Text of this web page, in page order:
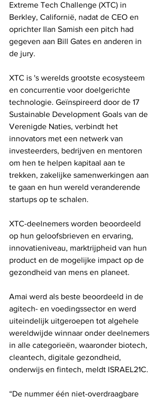
Extreme Tech Challenge (XTC) in
Berkley, Californië, nadat de CEO en
oprichter Ilan Samish een pitch had
gegeven aan Bill Gates en anderen in
de jury.
XTC is 's werelds grootste ecosysteem
en concurrentie voor doelgerichte
technologie. Geïnspireerd door de 17
Sustainable Development Goals van de
Verenigde Naties, verbindt het
innovators met een netwerk van
investeerders, bedrijven en mentoren
om hen te helpen kapitaal aan te
trekken, zakelijke samenwerkingen aan
te gaan en hun wereld veranderende
startups op te schalen.
XTC-deelnemers worden beoordeeld
op hun geloofsbrieven en ervaring,
innovatieniveau, marktrijpheid van hun
product en de mogelijke impact op de
gezondheid van mens en planeet.
Amai werd als beste beoordeeld in de
agitech- en voedingssector en werd
uiteindelijk uitgeroepen tot algehele
wereldwijde winnaar onder deelnemers
in alle categorieën, waaronder biotech,
cleantech, digitale gezondheid,
onderwijs en fintech, meldt ISRAEL21C.
“De nummer één niet-overdraagbare